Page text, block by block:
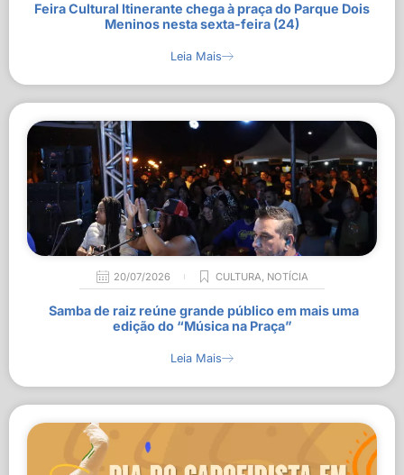
Feira Cultural Itinerante chega à praça do Parque Dois
Meninos nesta sexta-feira (24)
Leia Mais
20/07/2026 CULTURA, NOTÍCIA
Samba de raiz reúne grande público em mais uma
edição do “Música na Praça”
Leia Mais